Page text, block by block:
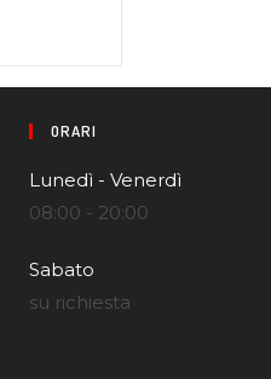
ORARI
Lunedì - Venerdì
08:00 - 20:00
Sabato
su richiesta